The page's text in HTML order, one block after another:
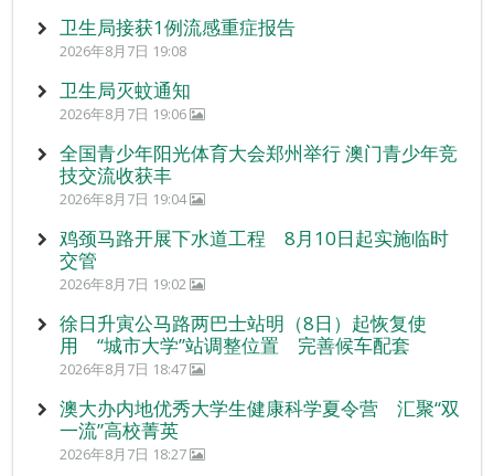
卫生局接获1例流感重症报告
2026年8月7日 19:08
卫生局灭蚊通知
2026年8月7日 19:06
全国青少年阳光体育大会郑州举行 澳门青少年竞
技交流收获丰
2026年8月7日 19:04
鸡颈马路开展下水道工程 8月10日起实施临时
交管
2026年8月7日 19:02
徐日升寅公马路两巴士站明（8日）起恢复使
用 “城市大学”站调整位置 完善候车配套
2026年8月7日 18:47
澳大办内地优秀大学生健康科学夏令营 汇聚“双
一流”高校菁英
2026年8月7日 18:27